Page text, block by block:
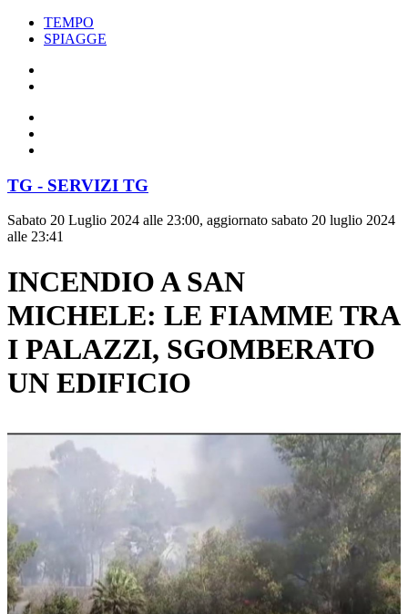
TEMPO
SPIAGGE
TG - SERVIZI TG
Sabato 20 Luglio 2024 alle 23:00, aggiornato sabato 20 luglio 2024
alle 23:41
INCENDIO A SAN
MICHELE: LE FIAMME TRA
I PALAZZI, SGOMBERATO
UN EDIFICIO